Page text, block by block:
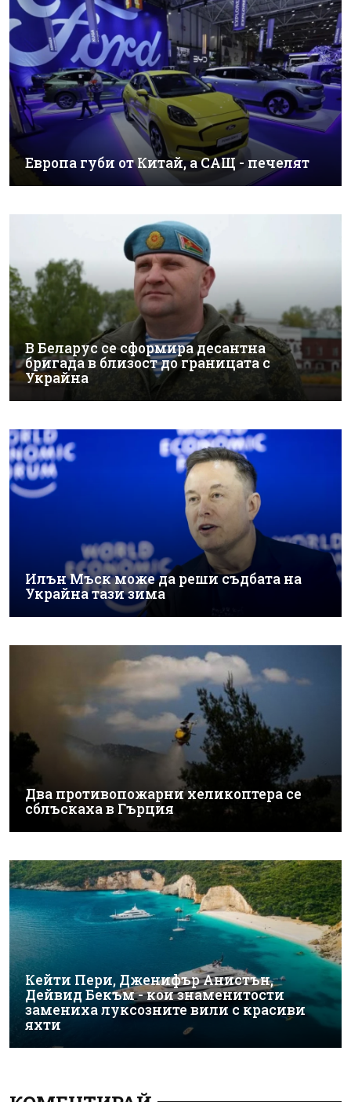
Европа губи от Китай, а САЩ - печелят
В Беларус се сформира десантна
бригада в близост до границата с
Украйна
Илън Мъск може да реши съдбата на
Украйна тази зима
Два противопожарни хеликоптера се
сблъскаха в Гърция
Кейти Пери, Дженифър Анистън,
Дейвид Бекъм - кои знаменитости
замениха луксозните вили с красиви
яхти